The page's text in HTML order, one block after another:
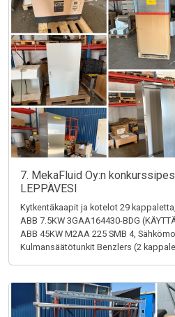
7. MekaFluid Oy:n
LEPPÄVESI
Kytkentäkaapit ja kotelot 29
ABB 7.5KW 3GAA164430-BDG
ABB 45KW M2AA 225 SMB 4,
Kulmansäätötunkit Benzlers (2